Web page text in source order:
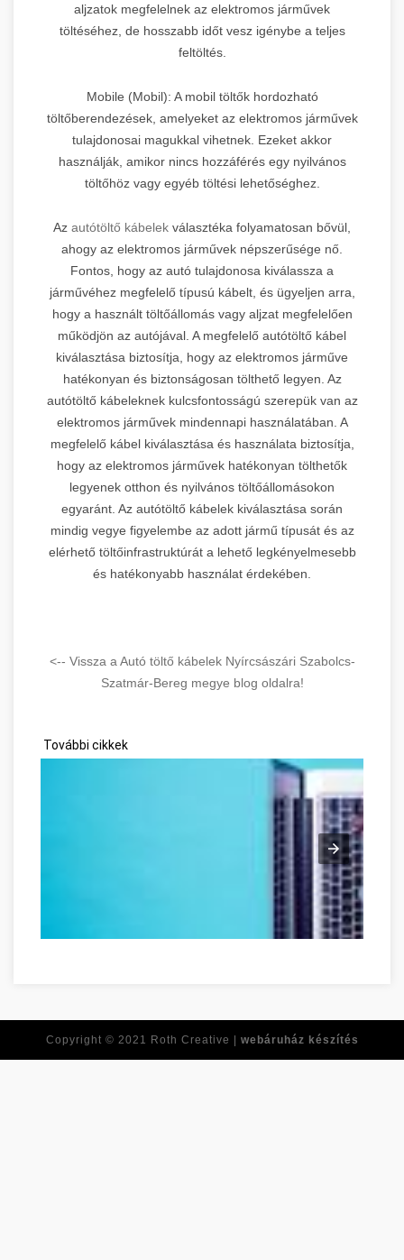
aljzatok megfelelnek az elektromos járművek
töltéséhez, de hosszabb időt vesz igénybe a teljes
feltöltés.
Mobile (Mobil): A mobil töltők hordozható
töltőberendezések, amelyeket az elektromos járművek
tulajdonosai magukkal vihetnek. Ezeket akkor
használják, amikor nincs hozzáférés egy nyilvános
töltőhöz vagy egyéb töltési lehetőséghez.
Az autótöltő kábelek választéka folyamatosan bővül,
ahogy az elektromos járművek népszerűsége nő.
Fontos, hogy az autó tulajdonosa kiválassza a
járművéhez megfelelő típusú kábelt, és ügyeljen arra,
hogy a használt töltőállomás vagy aljzat megfelelően
működjön az autójával. A megfelelő autótöltő kábel
kiválasztása biztosítja, hogy az elektromos járműve
hatékonyan és biztonságosan tölthető legyen. Az
autótöltő kábeleknek kulcsfontosságú szerepük van az
elektromos járművek mindennapi használatában. A
megfelelő kábel kiválasztása és használata biztosítja,
hogy az elektromos járművek hatékonyan tölthetők
legyenek otthon és nyilvános töltőállomásokon
egyaránt. Az autótöltő kábelek kiválasztása során
mindig vegye figyelembe az adott jármű típusát és az
elérhető töltőinfrastruktúrát a lehető legkényelmesebb
és hatékonyabb használat érdekében.
<-- Vissza a Autó töltő kábelek Nyírcsászári Szabolcs-
Szatmár-Bereg megye blog oldalra!
További cikkek
Copyright © 2021 Roth Creative | webáruház készítés